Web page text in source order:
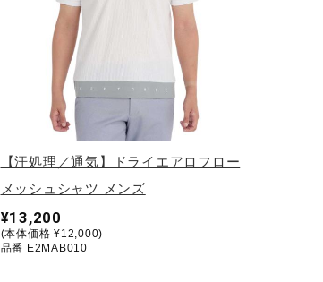
【汗処理／通気】ドライエアロフロー
メッシュシャツ メンズ
¥13,200
(本体価格 ¥12,000)
品番 E2MAB010